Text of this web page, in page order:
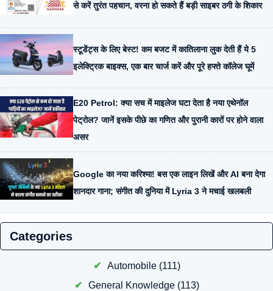
से करें तुरंत पहचान, वरना हो सकते हैं बड़ी साइबर ठगी के शिकार
स्टूडेंट्स के लिए बेस्ट! कम बजट में कातिलाना लुक देती हैं ये 5
इलेक्ट्रिक बाइक्स, एक बार चार्ज करें और पूरे हफ्ते कॉलेज घूमें
E20 Petrol: क्या सच में माइलेज घटा देता है नया एथेनॉल
पेट्रोल? जानें इसके पीछे का गणित और पुरानी कारों पर होने वाला
असर
Google का नया करिश्मा! बस एक लाइन लिखें और AI बना देगा
शानदार गाना; संगीत की दुनिया में Lyria 3 ने मचाई खलबली
Categories
Automobile (111)
General Knowledge (113)